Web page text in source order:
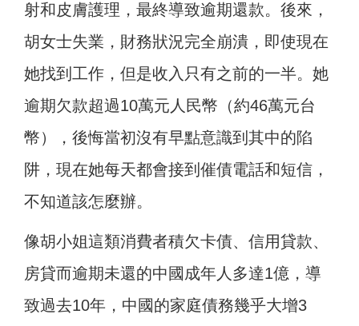
射和皮膚護理，最終導致逾期還款。後來，
胡女士失業，財務狀況完全崩潰，即使現在
她找到工作，但是收入只有之前的一半。她
逾期欠款超過10萬元人民幣（約46萬元台
幣），後悔當初沒有早點意識到其中的陷
阱，現在她每天都會接到催債電話和短信，
不知道該怎麼辦。
像胡小姐這類消費者積欠卡債、信用貸款、
房貸而逾期未還的中國成年人多達1億，導
致過去10年，中國的家庭債務幾乎大增3